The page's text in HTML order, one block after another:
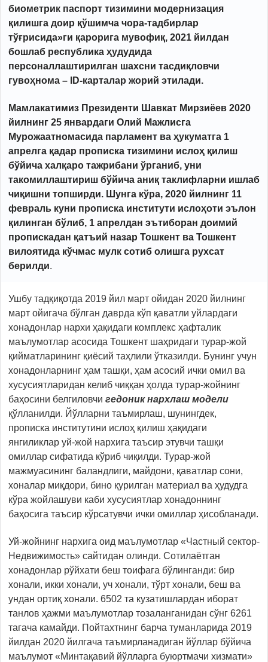
биометрик паспорт тизимини модернизация
қилишга доир қўшимча чора-тадбирлар
тўғрисида»ги қарорига мувофиқ, 2021 йилдан
бошлаб республика ҳудудида
персоналлаштирилган шахсни тасдиқловчи
гувоҳнома – ID-карталар жорий этилади.
Мамлакатимиз Президенти Шавкат Мирзиёев 2020
йилнинг 25 январдаги Олий Мажлисга
Мурожаатномасида парламент ва ҳукуматга 1
апрелга қадар прописка тизимини ислоҳ қилиш
бўйича халқаро тажрибани ўрганиб, уни
такомиллаштириш бўйича аниқ таклифларни ишлаб
чиқишни топширди. Шунга кўра, 2020 йилнинг 11
февраль куни прописка институти ислоҳоти эълон
қилинган бўлиб, 1 апрелдан эътиборан доимий
пропискадан қатъий назар Тошкент ва Тошкент
вилоятида кўчмас мулк сотиб олишга рухсат
берилди.
Ушбу тадқиқотда 2019 йил март ойидан 2020 йилнинг
март ойигача бўлган даврда кўп қаватли уйлардаги
хонадонлар нархи ҳақидаги комплекс ҳафталик
маълумотлар асосида Тошкент шаҳридаги турар-жой
қийматларининг қиёсий таҳлили ўтказилди. Бунинг учун
хонадонларнинг ҳам ташқи, ҳам асосий ички омил ва
хусусиятларидан келиб чиққан ҳолда турар-жойнинг
баҳосини белгиловчи гедоник нархлаш модели
қўлланилди. Йўлларни таъмирлаш, шунингдек,
прописка институтини ислоҳ қилиш ҳақидаги
янгиликлар уй-жой нархига таъсир этувчи ташқи
омиллар сифатида кўриб чиқилди. Турар-жой
мажмуасининг баландлиги, майдони, қаватлар сони,
хоналар миқдори, бино қурилган материал ва ҳудудга
кўра жойлашуви каби хусусиятлар хонадоннинг
баҳосига таъсир кўрсатувчи ички омиллар ҳисобланади.
Уй-жойнинг нархига оид маълумотлар «Частный сектор-
Недвижимость» сайтидан олинди. Сотилаётган
хонадонлар рўйхати беш тоифага бўлинганди: бир
хонали, икки хонали, уч хонали, тўрт хонали, беш ва
ундан ортиқ хонали. 6502 та кузатишлардан иборат
танлов ҳажми маълумотлар тозаланганидан сўнг 6261
тагача камайди. Пойтахтнинг барча туманларида 2019
йилдан 2020 йилгача таъмирланадиган йўллар бўйича
маълумот «Минтақавий йўлларга буюртмачи хизмати»